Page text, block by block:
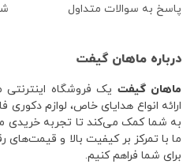
پاسخ به سوالات متداول
درباره ماهان گیفت
ماهان گیفت یک فروشگاه
ارائه انواع هدایای خاص، لوازم
به شما کمک می‌کند تا تجربه خریدی
ما با تمرکز بر کیفیت بالا و قیمت‌های
برای شما فراهم کنیم.